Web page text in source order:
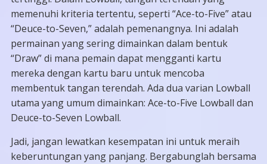
memenuhi kriteria tertentu, seperti “Ace-to-Five” atau
“Deuce-to-Seven,” adalah pemenangnya. Ini adalah
permainan yang sering dimainkan dalam bentuk
“Draw” di mana pemain dapat mengganti kartu
mereka dengan kartu baru untuk mencoba
membentuk tangan terendah. Ada dua varian Lowball
utama yang umum dimainkan: Ace-to-Five Lowball dan
Deuce-to-Seven Lowball.
Jadi, jangan lewatkan kesempatan ini untuk meraih
keberuntungan yang panjang. Bergabunglah bersama